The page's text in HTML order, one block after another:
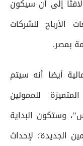
إلى أن سيكون
الأرباح للشركات
بمصر.
أيضا أنه سيتم
للممولين
وستكون البداية
الجديدة؛ لإحداث